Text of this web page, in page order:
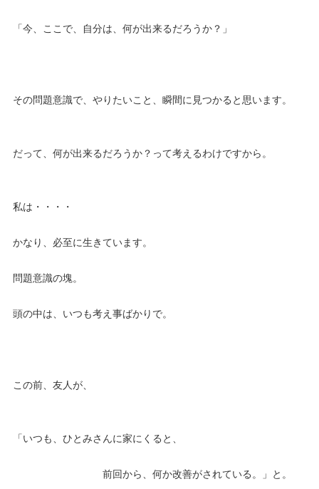
「今、ここで、自分は、何が出来るだろうか？」
その問題意識で、やりたいこと、瞬間に見つかると思います。
だって、何が出来るだろうか？って考えるわけですから。
私は・・・・
かなり、必至に生きています。
問題意識の塊。
頭の中は、いつも考え事ばかりで。
この前、友人が、
「いつも、ひとみさんに家にくると、
前回から、何か改善がされている。」と。